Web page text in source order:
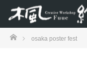
ホームosaka poster fest